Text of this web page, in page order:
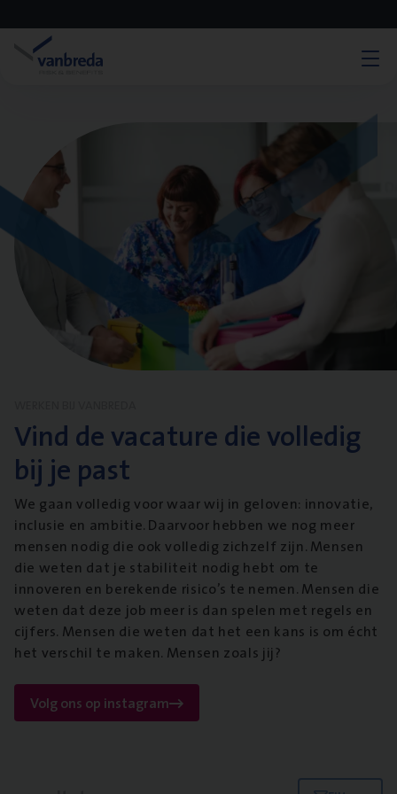
Vind de vacature die volledig
bij je past
We gaan volledig voor waar wij in geloven: innovatie,
inclusie en ambitie. Daarvoor hebben we nog meer
mensen nodig die ook volledig zichzelf zijn. Mensen
die weten dat je stabiliteit nodig hebt om te
innoveren en berekende risico’s te nemen. Mensen die
weten dat deze job meer is dan spelen met regels en
cijfers. Mensen die weten dat het een kans is om écht
het verschil te maken. Mensen zoals jij?
Volg ons op instagram